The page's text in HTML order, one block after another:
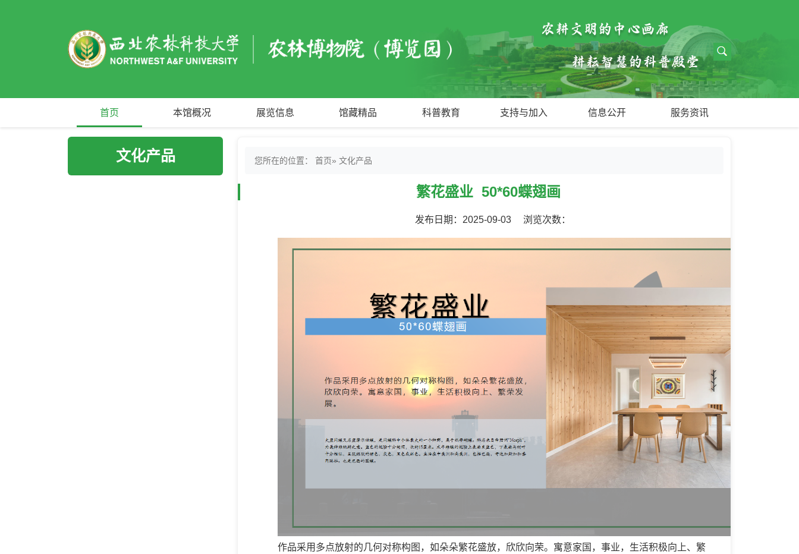
首页 本馆概况 展览信息 馆藏精品 科普教育 支持与加入 信息公开 服务资讯
文化产品 您所在的位置： 首页» 文化产品
繁花盛业 50*60蝶翅画
发布日期：2025-09-03 浏览次数：
作品采用多点放射的几何对称构图，如朵朵繁花盛放，欣欣向荣。寓意家国，事业，生活积极向上、繁